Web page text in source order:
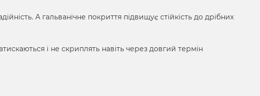
А гальванічне покриття підвищує стійкість до дрібних
і не скриплять навіть через довгий термін